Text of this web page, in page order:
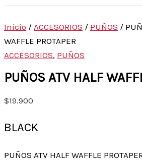
Inicio / ACCESORIOS / PUÑOS /
WAFFLE PROTAPER
ACCESORIOS, PUÑOS
PUÑOS ATV HALF
$19.900
BLACK
PUÑOS ATV HALF WAFFLE